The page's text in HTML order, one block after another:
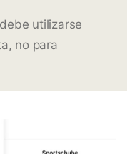
utilizarse
no para